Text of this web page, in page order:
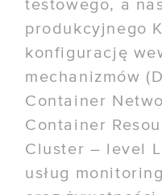
testowego, a
produkcyjnego
konfigurację
mechanizmów
Container
Container
Cluster – level
usług